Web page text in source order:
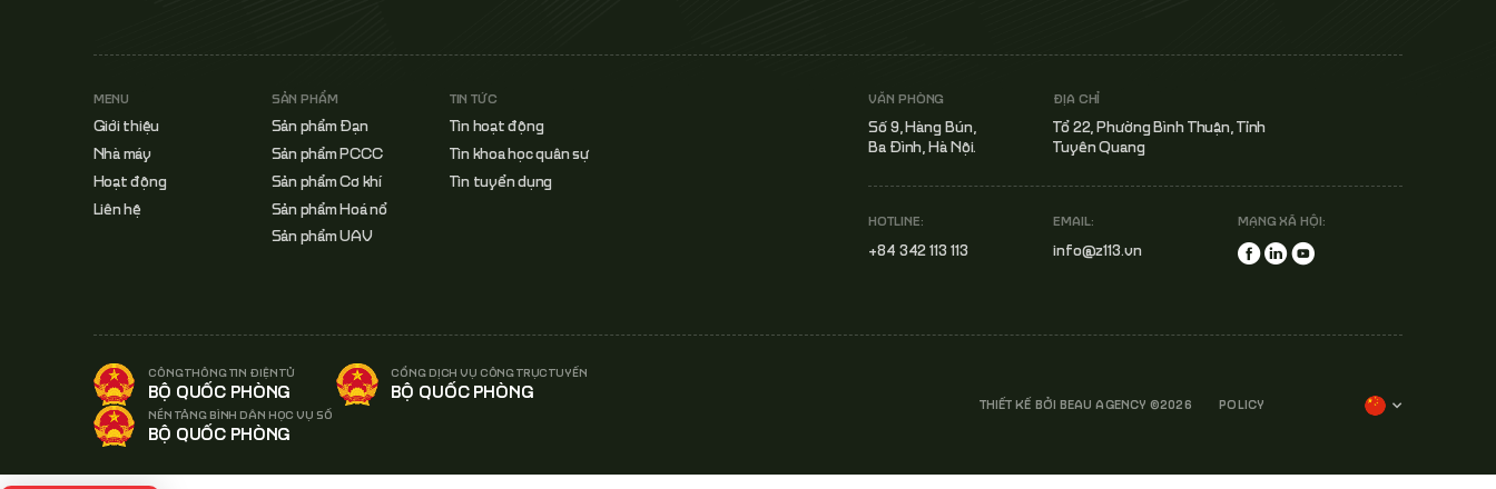
MENU
Giới thiệu
Nhà máy
Hoạt động
Liên hệ
SẢN PHẨM
Sản phẩm Đạn
Sản phẩm PCCC
Sản phẩm Cơ khí
Sản phẩm Hoá nổ
Sản phẩm UAV
TIN TỨC
Tin hoạt động
Tin khoa học quân sự
Tin tuyển dụng
VĂN PHÒNG
Số 9, Hàng Bún,
Ba Đình, Hà Nội.
ĐỊA CHỈ
Tổ 22, Phường Bình Thuận, Tỉnh
Tuyên Quang
HOTLINE:
+84 342 113 113
EMAIL:
info@z113.vn
MẠNG XÃ HỘI:
CÔNG THÔNG TIN ĐIỆN TỬ
BỘ QUỐC PHÒNG
CỔNG DỊCH VỤ CÔNG TRỰC TUYẾN
BỘ QUỐC PHÒNG
NỀN TẢNG BÌNH DÂN HỌC VỤ SỐ
BỘ QUỐC PHÒNG
THIẾT KẾ BỞI BEAU AGENCY ©2026 POLICY